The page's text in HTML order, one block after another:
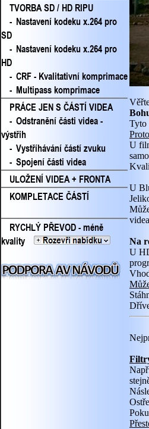
TVORBA SD / HD RIPU
- Nastavení kodeku x.264 pro
SD
- Nastavení kodeku x.264 pro
HD
- CRF - Kvalitativní komprimace
- Multipass komprimace
PRÁCE JEN S ČÁSTÍ VIDEA
- Odstranění části videa -
výstřih
- Vystříhávání částí zvuku
- Spojení části videa
ULOŽENÍ VIDEA + FRONTA
KOMPLETACE ČÁSTÍ
RYCHLÝ PŘEVOD - méně
kvality
Tyto
U
U
Na
U